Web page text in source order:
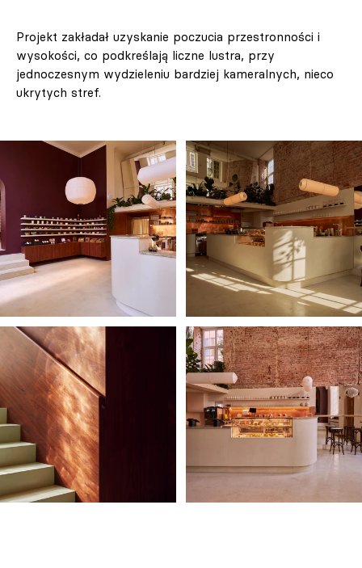
Projekt zakładał uzyskanie poczucia przestronności i
wysokości, co podkreślają liczne lustra, przy
jednoczesnym wydzieleniu bardziej kameralnych, nieco
ukrytych stref.